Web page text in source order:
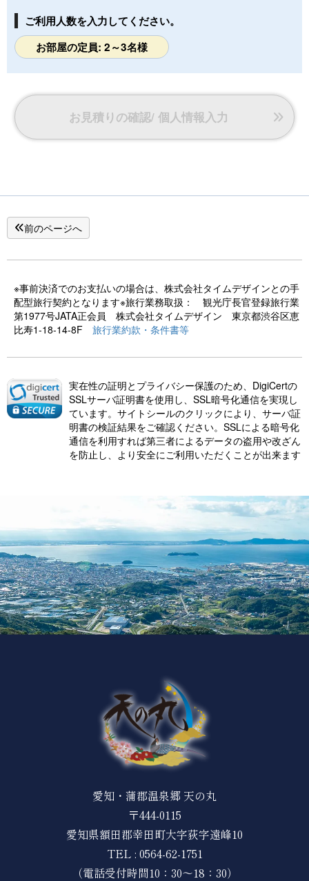
ご利用人数を入力してください。
お部屋の定員: 2～3名様
お見積りの確認/ 個人情報入力
前のページへ
※事前決済でのお支払いの場合は、株式会社タイムデザインとの手
配型旅行契約となります※旅行業務取扱： 観光庁長官登録旅行業
第1977号JATA正会員 株式会社タイムデザイン 東京都渋谷区恵
比寿1-18-14-8F 旅行業約款・条件書等
実在性の証明とプライバシー保護のため、DigiCertの
SSLサーバ証明書を使用し、SSL暗号化通信を実現し
ています。サイトシールのクリックにより、サーバ証
明書の検証結果をご確認ください。SSLによる暗号化
通信を利用すれば第三者によるデータの盗用や改ざん
を防止し、より安全にご利用いただくことが出来ます
愛知・蒲郡温泉郷 天の丸
〒444-0115
愛知県額田郡幸田町大字荻字遠峰10
TEL : 0564-62-1751
（電話受付時間10：30～18：30）